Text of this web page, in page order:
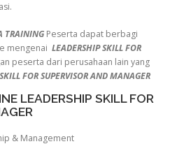
TRAINING Peserta dapat berbagi
mengenai LEADERSHIP SKILL FOR
peserta dari perusahaan lain yang
FOR SUPERVISOR AND MANAGER
LEADERSHIP SKILL FOR
& Management